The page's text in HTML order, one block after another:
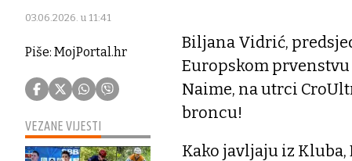
03.06.2026. u 11:41
Piše: MojPortal.hr
VEZANE VIJESTI
Biljana Vidrić,
Europskom
Naime, na utrci
broncu!
Kako javljaju iz